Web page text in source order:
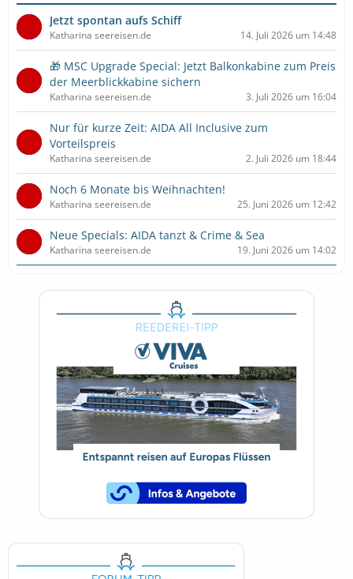
Jetzt spontan aufs Schiff
Katharina seereisen.de 14. Juli 2026 um 14:48
🎁 MSC Upgrade Special: Jetzt Balkonkabine zum Preis
der Meerblickkabine sichern
Katharina seereisen.de 3. Juli 2026 um 16:04
Nur für kurze Zeit: AIDA All Inclusive zum
Vorteilspreis
Katharina seereisen.de 2. Juli 2026 um 18:44
Noch 6 Monate bis Weihnachten!
Katharina seereisen.de 25. Juni 2026 um 12:42
Neue Specials: AIDA tanzt & Crime & Sea
Katharina seereisen.de 19. Juni 2026 um 14:02